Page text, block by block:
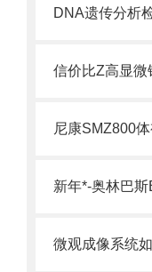
DNA遗传分析
尼康SMZ800
微观成像系统